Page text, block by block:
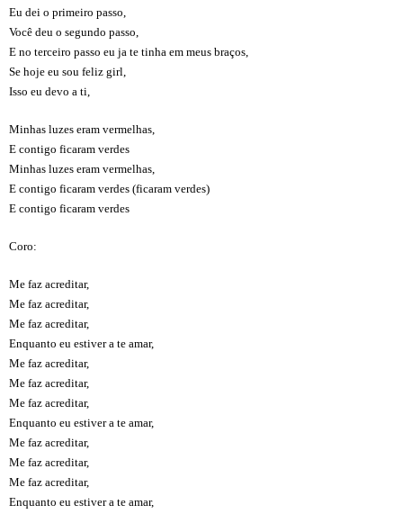
Eu dei o primeiro passo,
Você deu o segundo passo,
E no terceiro passo eu ja te tinha em meus braços,
Se hoje eu sou feliz girl,
Isso eu devo a ti,
Minhas luzes eram vermelhas,
E contigo ficaram verdes
Minhas luzes eram vermelhas,
E contigo ficaram verdes (ficaram verdes)
E contigo ficaram verdes
Coro:
Me faz acreditar,
Me faz acreditar,
Me faz acreditar,
Enquanto eu estiver a te amar,
Me faz acreditar,
Me faz acreditar,
Me faz acreditar,
Enquanto eu estiver a te amar,
Me faz acreditar,
Me faz acreditar,
Me faz acreditar,
Enquanto eu estiver a te amar,